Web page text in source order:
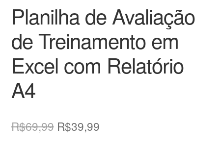
Planilha de Avaliação
de Treinamento em
Excel com Relatório
A4
R$69,99 O
R$39,99O